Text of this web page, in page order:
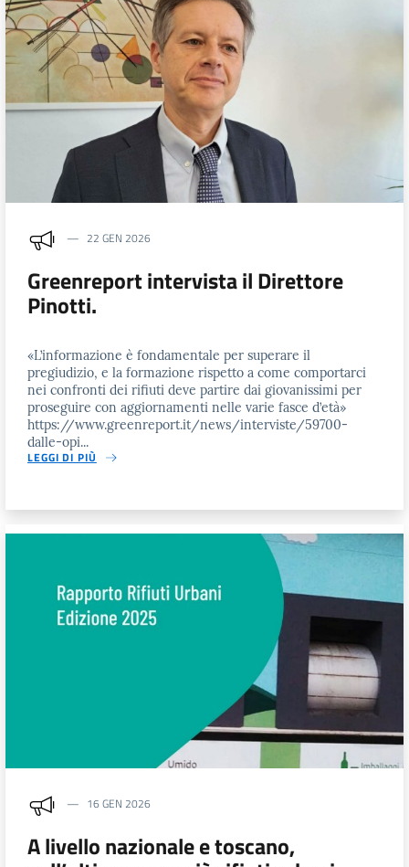
22 GEN 2026
Greenreport intervista il Direttore
Pinotti.
«L’informazione è fondamentale per superare il
pregiudizio, e la formazione rispetto a come comportarci
nei confronti dei rifiuti deve partire dai giovanissimi per
proseguire con aggiornamenti nelle varie fasce d’età»
https://www.greenreport.it/news/interviste/59700-
dalle-opi...
LEGGI DI PIÙ
16 GEN 2026
A livello nazionale e toscano,